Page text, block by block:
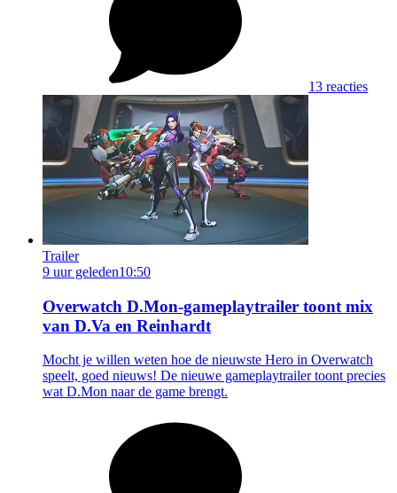
13 reacties
Trailer
9 uur geleden10:50
Overwatch D.Mon-gameplaytrailer toont mix
van D.Va en Reinhardt
Mocht je willen weten hoe de nieuwste Hero in Overwatch
speelt, goed nieuws! De nieuwe gameplaytrailer toont precies
wat D.Mon naar de game brengt.